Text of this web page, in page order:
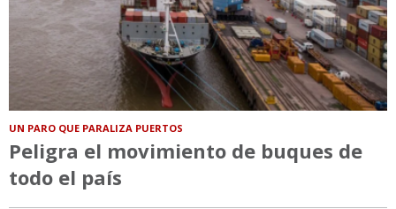
UN PARO QUE PARALIZA PUERTOS
Peligra el movimiento de buques de
todo el país